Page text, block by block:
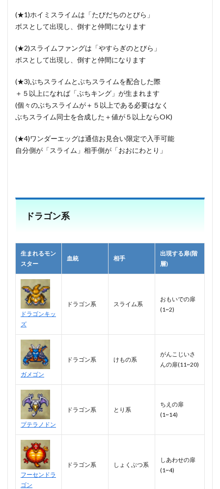
(★1)ホイミスライムは「たびだちのとびら」
ボスとして出現し、倒すと仲間になります
(★2)スライムファングは「やすらぎのとびら」
ボスとして出現し、倒すと仲間になります
(★3)ぶちスライムとぶちスライムを配合した際
＋５以上になれば「ぶちキング」が生まれます
(個々のぶちスライムが＋５以上である必要はなく
ぶちスライム同士を合成した＋値が５以上ならOK)
(★4)ワンダーエッグは通信お見合い限定で入手可能
自分側が「スライム」相手側が「おおにわとり」
ドラゴン系
生まれるモン
スター
血統 相手
出現する扉(階
層)
ドラゴンキッ
ズ
ドラゴン系 スライム系
おもいでの扉
(1~2)
ガメゴン
ドラゴン系 けもの系
がんこじいさ
んの扉(11~20)
プテラノドン
ドラゴン系 とり系
ちえの扉
(1~14)
フーセンドラ
ゴン
ドラゴン系 しょくぶつ系
しあわせの扉
(1~4)